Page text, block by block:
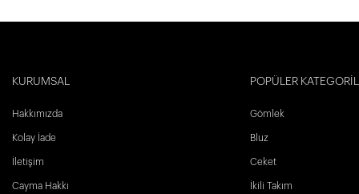
KURUMSAL
Hakkımızda
Kolay İade
İletişim
Cayma Hakkı
POPÜLER
Gömlek
Bluz
Ceket
İkili Takım